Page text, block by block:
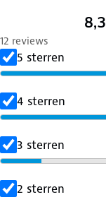
8,3
12 reviews
5 sterren
4 sterren
3 sterren
2 sterren